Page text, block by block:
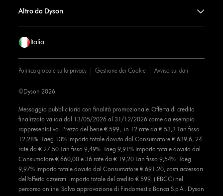
Altro da Dyson
Italia
Politica globale sulla privacy Gestione dei Cookie Avviso sui dati
Messaggio pubblicitario con finalità promozionale. Offerta di credito
finalizzato valida dal 13/05/2026 al 31/12/2026 come da esempio
rappresentativo: Prezzo del bene € 599, in 12 rate da € 53,3 Tan fisso
12,28% Taeg 13% Importo totale dovuto dal Consumatore € 639,6, 24
rate da € 27,50 Tan fisso 9,49% Taeg 9,91% Importo totale dovuto dal
Consumatore € 660,00 e 36 rate da € 19,20 Tan fisso 9,54% Taeg
9,97% Importo totale dovuto dal Consumatore € 691,20, costi accessori
dell’offerta azzerati. Importo totale del credito € 599. (IEBCC) nel
percorso online. Salvo approvazione di Findomestic Banca S.p.A.. Dyson
©Dyson 2026